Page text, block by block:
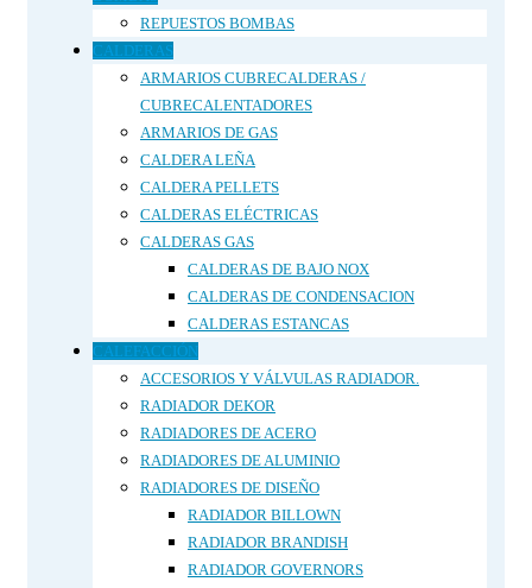
REPUESTOS BOMBAS
CALDERAS
ARMARIOS CUBRECALDERAS /
CUBRECALENTADORES
ARMARIOS DE GAS
CALDERA LEÑA
CALDERA PELLETS
CALDERAS ELÉCTRICAS
CALDERAS GAS
CALDERAS DE BAJO NOX
CALDERAS DE CONDENSACION
CALDERAS ESTANCAS
CALEFACCIÓN
ACCESORIOS Y VÁLVULAS RADIADOR.
RADIADOR DEKOR
RADIADORES DE ACERO
RADIADORES DE ALUMINIO
RADIADORES DE DISEÑO
RADIADOR BILLOWN
RADIADOR BRANDISH
RADIADOR GOVERNORS